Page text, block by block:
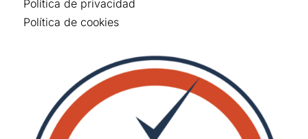
Política de privacidad
Política de cookies